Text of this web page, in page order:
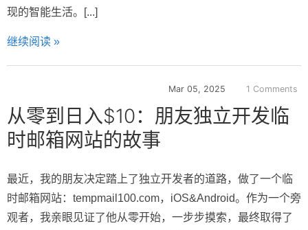
现的智能生活。[...]
继续阅读 »
Mar 05, 2025 1 Comments
从零到日入$10：朋友独立开发临
时邮箱网站的故事
最近，我的朋友决定踏上了独立开发者的道路，做了一个临
时邮箱网站：tempmail100.com，iOS&Android。作为一个旁
观者，我亲眼见证了他从零开始，一步步摸索，最终取得了